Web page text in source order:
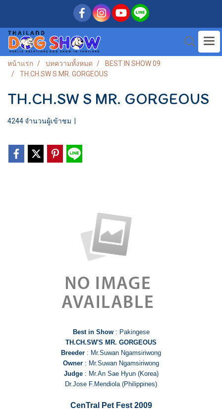
หน้าแรก บทความทั้งหมด
BEST IN SHOW 09
TH.CH.SW S MR. GORGEOUS
TH.CH.SW S MR. GORGEOUS
4244 จำนวนผู้เข้าชม
Best in Show: Pakingese
TH.CH.SW'S MR. GORGEOUS
Breeder : Mr.Suwan Ngamsiriwong
Owner : Mr.Suwan Ngamsiriwong
Judge : Mr.An Sae Hyun (Korea)
Dr.Jose F.Mendiola (Philippines)
CenTral Pet Fest 2009